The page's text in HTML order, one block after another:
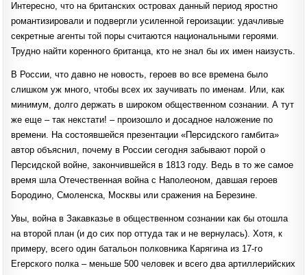
Интересно, что на британских островах данный период яростно
романтизировали и подвергли усиленной героизации: удачливые
секретные агенты той поры считаются национальными героями.
Трудно найти коренного британца, кто не знал бы их имен наизусть.
В России, что давно не новость, героев во все времена было
слишком уж много, чтобы всех их заучивать по именам. Или, как
минимум, долго держать в широком общественном сознании. А тут
же еще – так некстати! – произошло и досадное наложение по
времени. На состоявшейся презентации «Персидского гамбита»
автор объяснил, почему в России сегодня забывают порой о
Персидской войне, закончившейся в 1813 году. Ведь в то же самое
время шла Отечественная война с Наполеоном, давшая героев
Бородино, Смоленска, Москвы или сражения на Березине.
Увы, война в Закавказье в общественном сознании как бы отошла
на второй план (и до сих пор оттуда так и не вернулась). Хотя, к
примеру, всего один батальон полковника Карягина из 17-го
Егерского полка – меньше 500 человек и всего два артиллерийских